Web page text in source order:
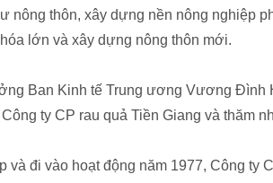
nông thôn, xây dựng nền nông nghiệp
lớn và xây dựng nông thôn mới.
Ban Kinh tế Trung ương Vương Đình
ty CP rau quả Tiền Giang và thăm
và đi vào hoạt động năm 1977, Công ty